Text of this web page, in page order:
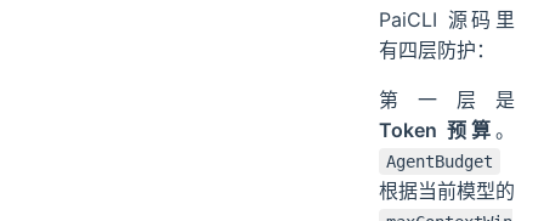
PaiCLI 源码里
有四层防护：
第一层是
Token 预算 。
AgentBudget
根据当前模型的